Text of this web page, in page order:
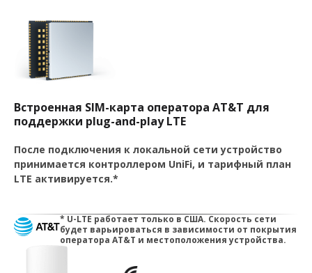
Встроенная SIM-карта оператора AT&T для
поддержки plug-and-play LTE
После подключения к локальной сети устройство
принимается контроллером UniFi, и тарифный план
LTE активируется.*
* U-LTE работает только в США. Скорость сети
будет варьироваться в зависимости от покрытия
оператора AT&T и местоположения устройства.